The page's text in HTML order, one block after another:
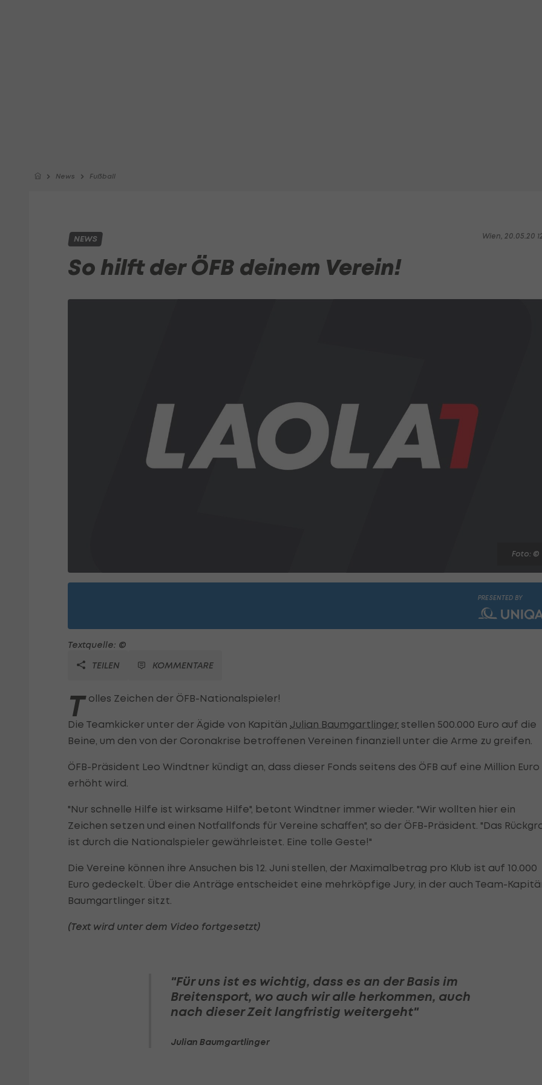
News Fußball
Wien, 20.05.20
NEWS
So hilft der ÖFB deinem Verein!
Foto: ©
PRESENTED BY
Textquelle: ©
TEILEN
KOMMENTARE
T olles Zeichen der ÖFB-Nationalspieler!
Die Teamkicker unter der Ägide von Kapitän Julian Baumgartlinger stellen 500.000 Euro auf die
Beine, um den von der Coronakrise betroffenen Vereinen finanziell unter die Arme zu greifen.
ÖFB-Präsident Leo Windtner kündigt an, dass dieser Fonds seitens des ÖFB auf eine Million Euro
erhöht wird.
"Nur schnelle Hilfe ist wirksame Hilfe", betont Windtner immer wieder. "Wir wollten hier ein
Zeichen setzen und einen Notfallfonds für Vereine schaffen", so der ÖFB-Präsident. "Das
ist durch die Nationalspieler gewährleistet. Eine tolle Geste!"
Die Vereine können ihre Ansuchen bis 12. Juni stellen, der Maximalbetrag pro Klub ist auf 10.000
Euro gedeckelt. Über die Anträge entscheidet eine mehrköpfige Jury, in der auch Team-
Baumgartlinger sitzt.
(Text wird unter dem Video fortgesetzt)
"Für uns ist es wichtig, dass es an der Basis im
Breitensport, wo auch wir alle herkommen, auch
nach dieser Zeit langfristig weitergeht"
Julian Baumgartlinger